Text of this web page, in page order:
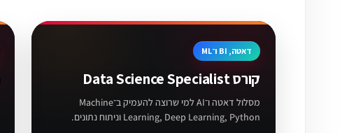
דאטה, BI ו־ML
קורס Data Science Specialist
מסלול דאטה ו־AI למי שרוצה להעמיק ב־Machine
Learning, Deep Learning, Python וניתוח נתונים.